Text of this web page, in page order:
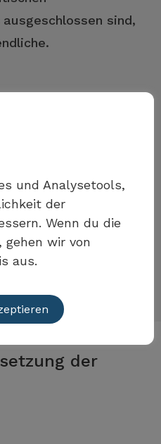
sind,
fördert
die
an der
und an
von Menschen mit
der Toolbox
der
und Analysetools,
der
Wenn du die
wir von
aus.